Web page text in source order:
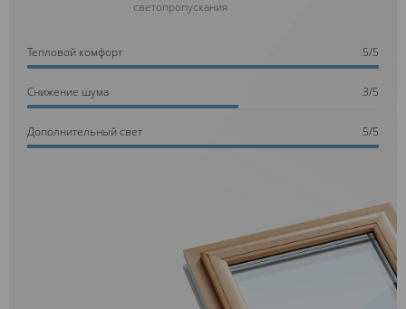
светопропускания
Тепловой комфорт 5/5
Cнижение шума 3/5
Дополнительный свет 5/5